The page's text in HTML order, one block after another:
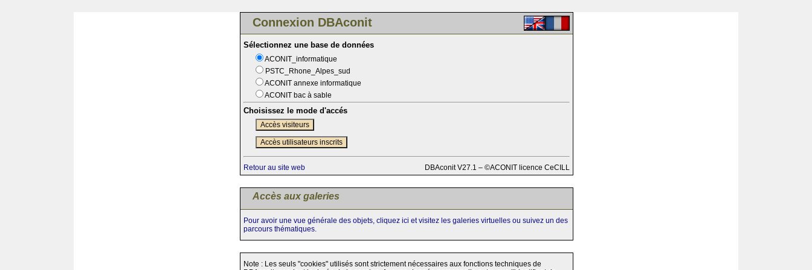
Connexion DBAconit
Sélectionnez une base de données
ACONIT_informatique
PSTC_Rhone_Alpes_sud
ACONIT annexe informatique
ACONIT bac à sable
Choisissez le mode d'accés
Accès visiteurs
Accès utilisateurs inscrits
Retour au site web DBAconit V27.1 – ©ACONIT licence CeCILL
Accès aux galeries
Pour avoir une vue générale des objets, cliquez ici et visitez les galeries virtuelles ou suivez un des
parcours thématiques.
Note : Les seuls "cookies" utilisés sont strictement nécessaires aux fonctions techniques de